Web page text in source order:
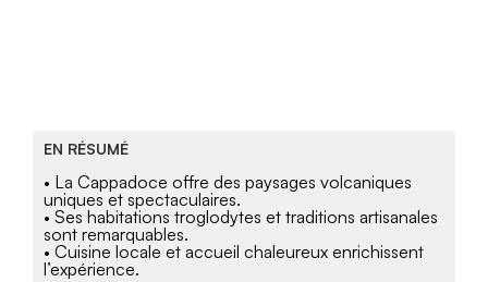
EN RÉSUMÉ
• La Cappadoce offre des paysages volcaniques
uniques et spectaculaires.
• Ses habitations troglodytes et traditions artisanales
sont remarquables.
• Cuisine locale et accueil chaleureux enrichissent
l’expérience.